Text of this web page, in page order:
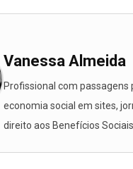
Vanessa Almeida
Profissional com passagens
economia social em sites,
direito aos Benefícios Sociais.